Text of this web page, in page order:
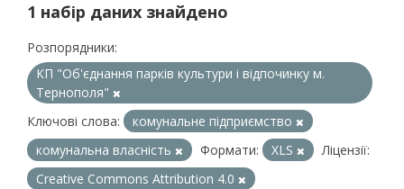
1 набір даних знайдено
Розпорядники:
КП "Об'єднання парків культури і відпочинку м.
Тернополя"
Ключові слова:
комунальне підприємство
комунальна власність
Формати: XLS
Ліцензії:
Creative Commons Attribution 4.0